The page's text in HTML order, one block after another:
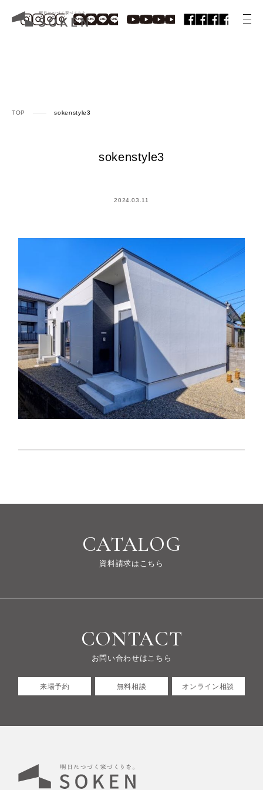
TOP sokenstyle3
sokenstyle3
2024.03.11
CATALOG
資料請求はこちら
CONTACT
お問い合わせはこちら
来場予約 無料相談 オンライン相談